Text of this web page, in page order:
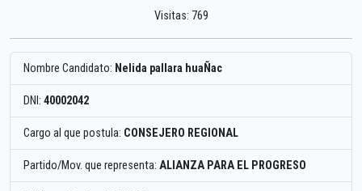
Visitas: 769
Nombre Candidato: Nelida pallara huaÑac
DNI: 40002042
Cargo al que postula: CONSEJERO REGIONAL
Partido/Mov. que representa: ALIANZA PARA EL PROGRESO